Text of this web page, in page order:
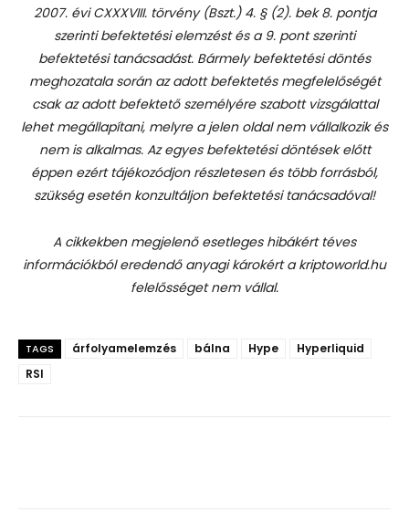
2007. évi CXXXVIII. törvény (Bszt.) 4. § (2). bek 8. pontja
szerinti befektetési elemzést és a 9. pont szerinti
befektetési tanácsadást. Bármely befektetési döntés
meghozatala során az adott befektetés megfelelőségét
csak az adott befektető személyére szabott vizsgálattal
lehet megállapítani, melyre a jelen oldal nem vállalkozik és
nem is alkalmas. Az egyes befektetési döntések előtt
éppen ezért tájékozódjon részletesen és több forrásból,
szükség esetén konzultáljon befektetési tanácsadóval!
A cikkekben megjelenő esetleges hibákért téves
információkból eredendő anyagi károkért a kriptoworld.hu
felelősséget nem vállal.
TAGS árfolyamelemzés bálna Hype
Hyperliquid
RSI